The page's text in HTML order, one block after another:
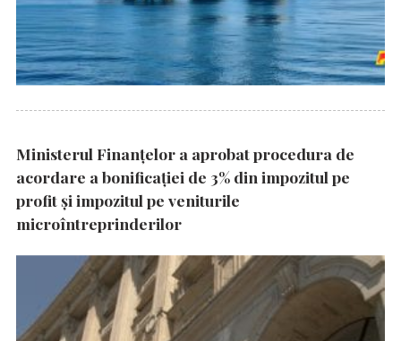
Ministerul Finanțelor a aprobat procedura de
acordare a bonificației de 3% din impozitul pe
profit și impozitul pe veniturile
microîntreprinderilor